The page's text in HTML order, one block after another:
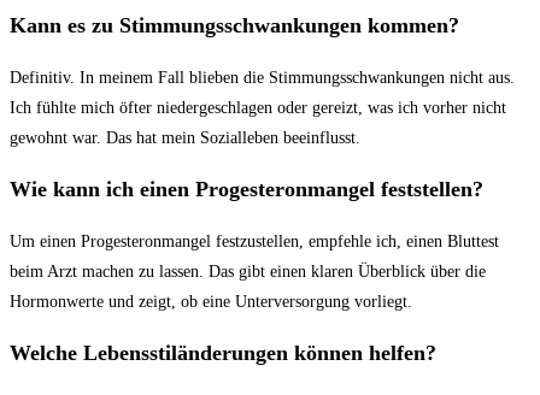
Kann ⁢es zu Stimmungsschwankungen kommen?
Definitiv.⁣ In meinem Fall blieben die ‌Stimmungsschwankungen nicht⁣ aus.
Ich fühlte mich ​öfter niedergeschlagen oder gereizt, was ich vorher nicht
gewohnt war. Das hat ⁢mein Sozialleben beeinflusst.
Wie kann ich einen ⁢Progesteronmangel‍ feststellen?
Um einen Progesteronmangel festzustellen,‌ empfehle ich, einen Bluttest
beim Arzt​ machen zu ​lassen. Das gibt einen klaren⁣ Überblick über⁢ die
Hormonwerte und zeigt, ob eine Unterversorgung vorliegt.
Welche Lebensstiländerungen können ​helfen?